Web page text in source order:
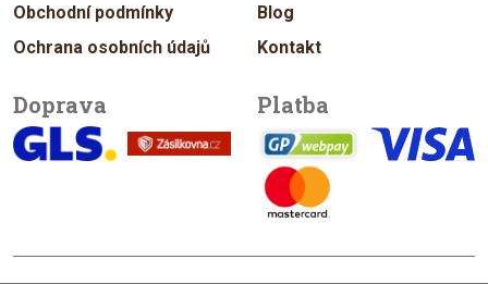
Obchodní podmínky
Ochrana osobních údajů
Blog
Kontakt
Doprava Platba